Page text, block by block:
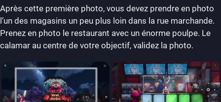
Après cette première photo, vous devez prendre en photo
l’un des magasins un peu plus loin dans la rue marchande.
Prenez en photo le restaurant avec un énorme poulpe. Le
calamar au centre de votre objectif, validez la photo.